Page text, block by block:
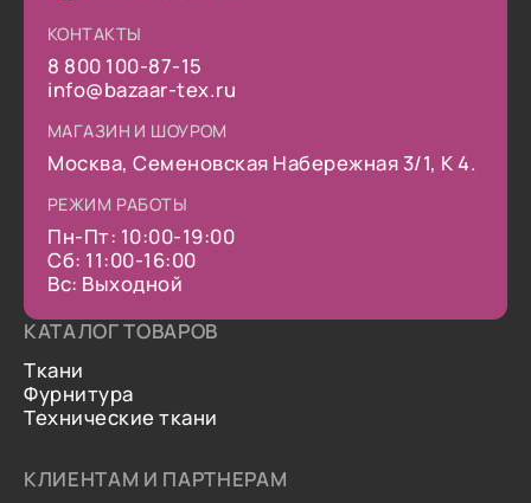
КОНТАКТЫ
8 800 100-87-15
info@bazaar-tex.ru
МАГАЗИН И ШОУРОМ
Москва, Семеновская Набережная 3/1, К 4.
РЕЖИМ РАБОТЫ
Пн-Пт: 10:00-19:00
Сб: 11:00-16:00
Вс: Выходной
КАТАЛОГ ТОВАРОВ
Ткани
Фурнитура
Технические ткани
КЛИЕНТАМ И ПАРТНЕРАМ